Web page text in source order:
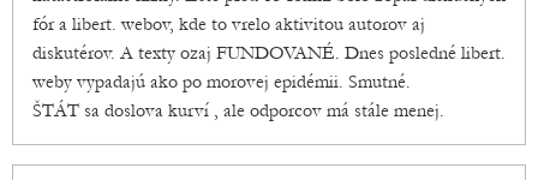
fór a libert. webov, kde to vrelo aktivitou autorov aj
diskutérov. A texty ozaj FUNDOVANÉ. Dnes posledné libert.
weby vypadajú ako po morovej epidémii. Smutné.
ŠTÁT sa doslova kurví , ale odporcov má stále menej.